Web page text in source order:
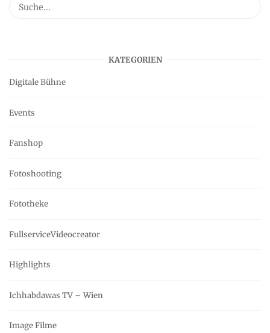
KATEGORIEN
Digitale Bühne
Events
Fanshop
Fotoshooting
Fototheke
FullserviceVideocreator
Highlights
Ichhabdawas TV – Wien
Image Filme